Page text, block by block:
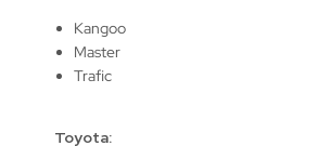
Kangoo
Master
Trafic
Toyota: